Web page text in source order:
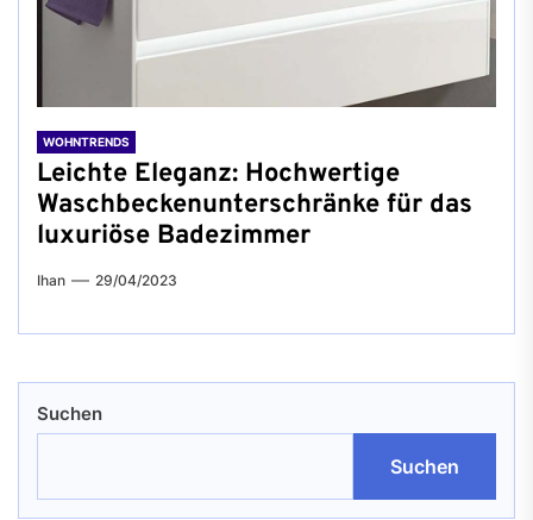
WOHNTRENDS
Leichte Eleganz: Hochwertige
Waschbeckenunterschränke für das
luxuriöse Badezimmer
Ihan 29/04/2023
Suchen
Suchen